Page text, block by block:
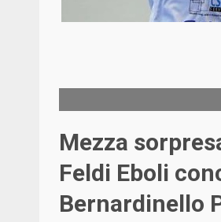
Mezza
Feldi Eboli
Bernardinello